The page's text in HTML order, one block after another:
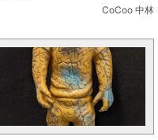
CoCoo 中林